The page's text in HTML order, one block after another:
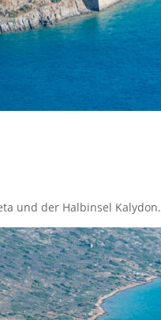
und der Halbinsel Kalydon.